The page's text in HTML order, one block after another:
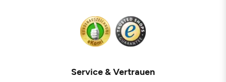
Service & Vertrauen